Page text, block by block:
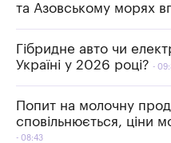
та Азовському морях
Гібридне авто чи
Україні у 2026 році?
Попит на молочну
сповільнюється, ціни
08:43